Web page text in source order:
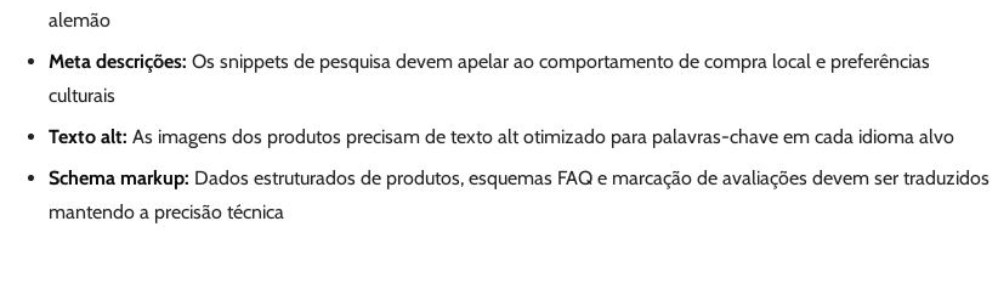
alemão
Meta descrições: Os snippets de pesquisa devem apelar ao comportamento de compra local e preferências
culturais
Texto alt: As imagens dos produtos precisam de texto alt otimizado para palavras-chave em cada idioma alvo
Schema markup: Dados estruturados de produtos, esquemas FAQ e marcação de avaliações devem ser traduzidos
mantendo a precisão técnica